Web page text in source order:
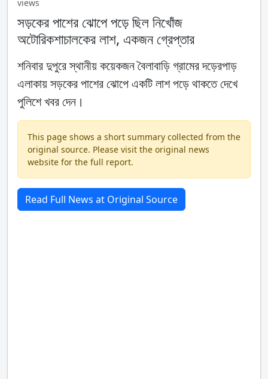
views
সড়কের পাশের ঝোপে পড়ে ছিল নিখোঁজ
অটোরিকশাচালকের লাশ, একজন গ্রেপ্তার
শনিবার দুপুরে স্থানীয় কয়েকজন বৈলাবাড়ি গ্রামের দড়েরপাড়
এলাকায় সড়কের পাশের ঝোপে একটি লাশ পড়ে থাকতে দেখে
পুলিশে খবর দেন।
This page shows a short summary collected from the
original source. Please visit the original news
website for the full report.
Read Full News at Original Source